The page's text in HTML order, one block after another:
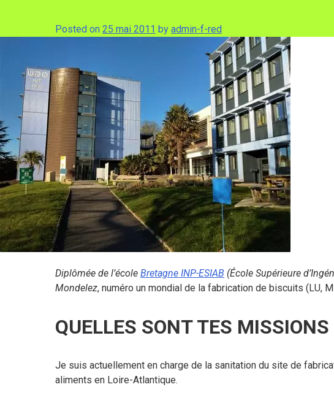
Posted on 25 mai 2011 by admin-f-red
Diplômée de l’école Bretagne INP-ESIAB (École Supérieure
Mondelez, numéro un mondial de la fabrication de biscuits (LU,
QUELLES SONT TES MISSIONS
Je suis actuellement en charge de la sanitation du site de
aliments en Loire-Atlantique.